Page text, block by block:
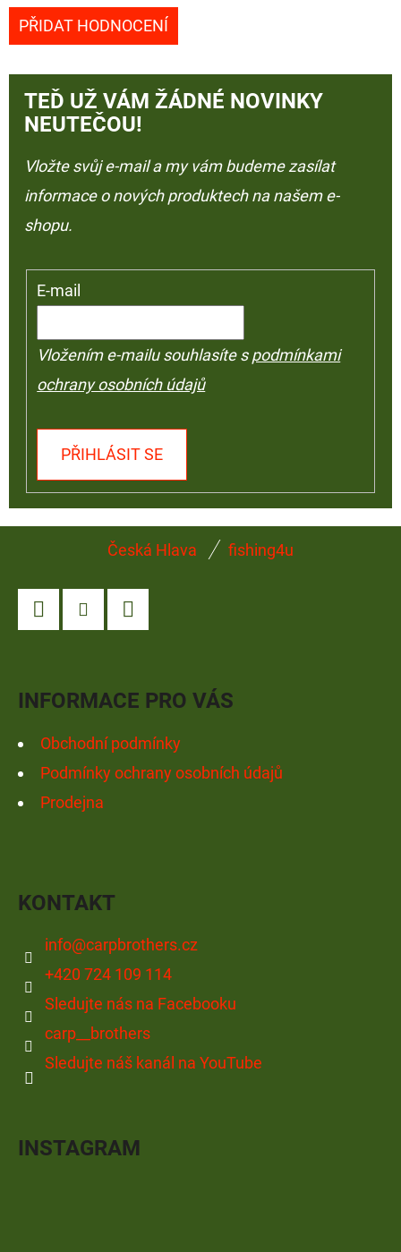
PŘIDAT HODNOCENÍ
TEĎ UŽ VÁM ŽÁDNÉ NOVINKY
NEUTEČOU!
Vložte svůj e-mail a my vám budeme zasílat
informace o nových produktech na našem e-
shopu.
E-mail
Vložením e-mailu souhlasíte spodmínkami
ochrany osobních údajů
PŘIHLÁSIT SE
Česká Hlava fishing4u
INFORMACE PRO VÁS
Obchodní podmínky
Podmínky ochrany osobních údajů
Prodejna
KONTAKT
info@carpbrothers.cz
+420 724 109 114
Sledujte nás na Facebooku
carp__brothers
Sledujte náš kanál na YouTube
INSTAGRAM